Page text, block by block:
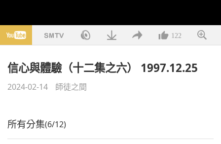
122
信心與體驗（十二集之六） 1997.12.25
2024-02-14 師徒之間
所有分集(6/12)